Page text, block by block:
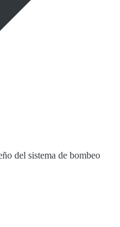
del sistema de bombeo